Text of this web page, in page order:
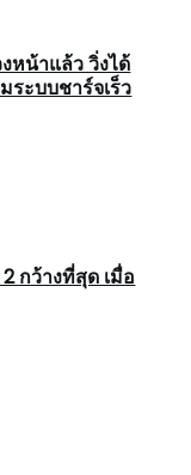
หน้าแล้ว วิ่งได้
ระบบชาร์จเร็ว
กว้างที่สุด เมื่อ